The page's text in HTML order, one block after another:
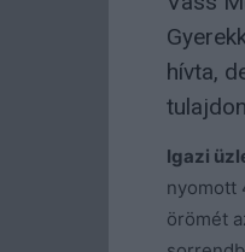
hívta,
Igazi
nyomott
örömét